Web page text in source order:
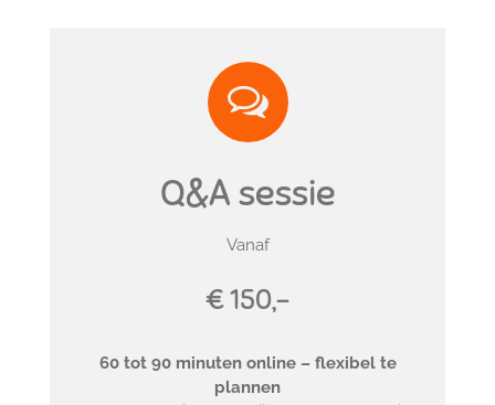
Q&A sessie
Vanaf
€ 150,-
60 tot 90 minuten online – flexibel te
plannen